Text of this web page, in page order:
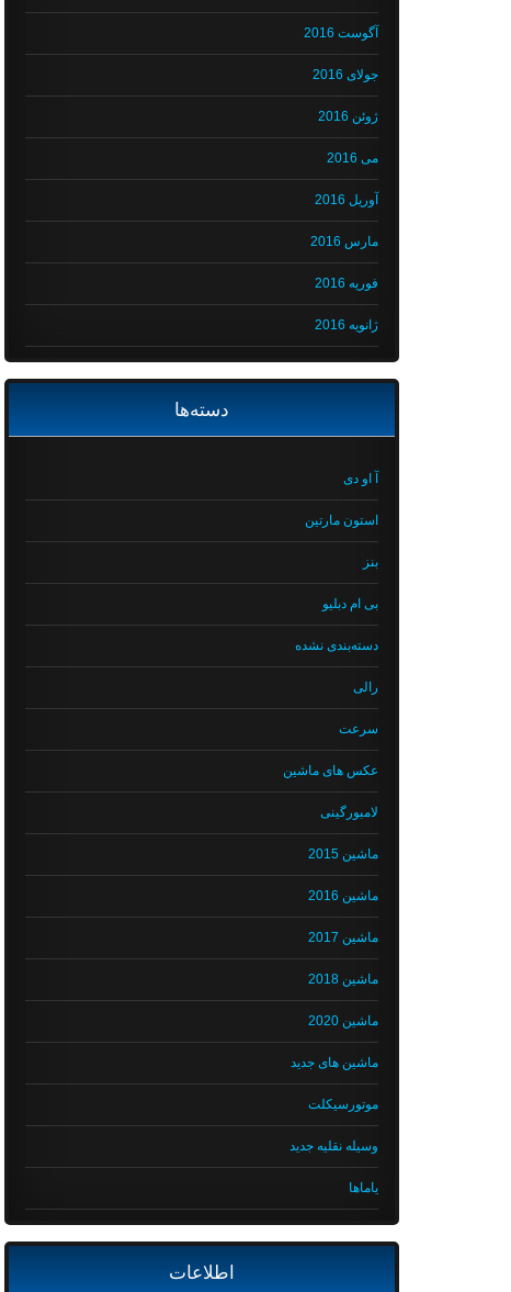
آگوست 2016
جولای 2016
ژوئن 2016
می 2016
آوریل 2016
مارس 2016
فوریه 2016
ژانویه 2016
دسته‌ها
آ او دی
استون مارتین
بنز
بی ام دبلیو
دسته‌بندی نشده
رالی
سرعت
عکس های ماشین
لامبورگینی
ماشین 2015
ماشین 2016
ماشین 2017
ماشین 2018
ماشین 2020
ماشین های جدید
موتورسیکلت
وسیله نقلیه جدید
یاماها
اطلاعات